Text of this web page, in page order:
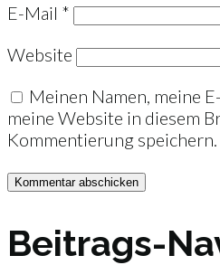
E-Mail *
Website
Meinen Namen, meine
meine Website in diesem
Kommentierung speichern.
Beitrags-